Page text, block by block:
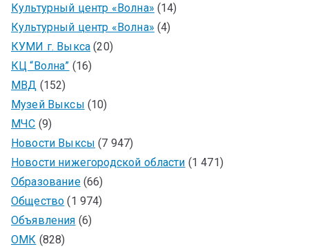
Культурный центр «Волна» (14)
Культурный центр «Волна» (4)
КУМИ г. Выкса (20)
КЦ “Волна” (16)
МВД (152)
Музей Выксы (10)
МЧС (9)
Новости Выксы (7 947)
Новости нижегородской области (1 471)
Образование(66)
Общество (1 974)
Объявления (6)
ОМК (828)